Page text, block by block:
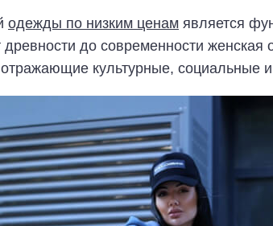
одежды по низким ценам является
до современности женская
культурные, социальные